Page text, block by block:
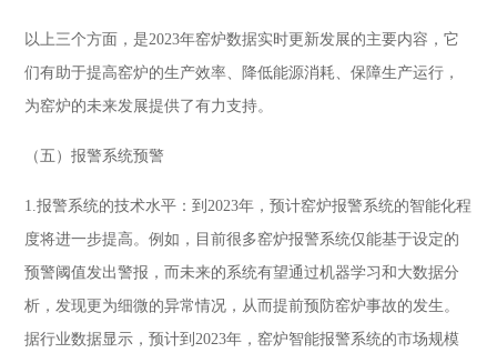
以上三个方面，是2023年窑炉数据实时更新发展的主要内容，它
们有助于提高窑炉的生产效率、降低能源消耗、保障生产运行，
为窑炉的未来发展提供了有力支持。
（五）报警系统预警
1.报警系统的技术水平：到2023年，预计窑炉报警系统的智能化程
度将进一步提高。例如，目前很多窑炉报警系统仅能基于设定的
预警阈值发出警报，而未来的系统有望通过机器学习和大数据分
析，发现更为细微的异常情况，从而提前预防窑炉事故的发生。
据行业数据显示，预计到2023年，窑炉智能报警系统的市场规模